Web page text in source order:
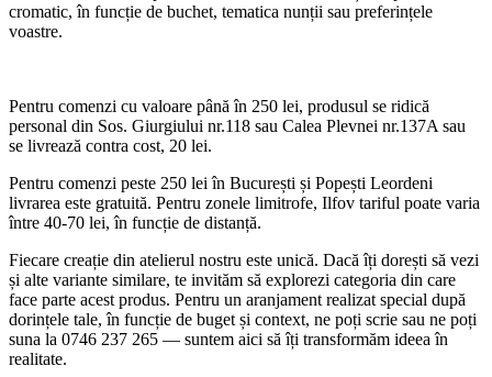
cromatic, în funcție de buchet, tematica nunții sau preferințele
voastre.
Pentru comenzi cu valoare până în 250 lei, produsul se ridică
personal din Sos. Giurgiului nr.118 sau Calea Plevnei nr.137A sau
se livrează contra cost, 20 lei.
Pentru comenzi peste 250 lei în București și Popești Leordeni
livrarea este gratuită. Pentru zonele limitrofe, Ilfov tariful poate varia
între 40-70 lei, în funcție de distanță.
Fiecare creație din atelierul nostru este unică. Dacă îți dorești să vezi
și alte variante similare, te invităm să explorezi categoria din care
face parte acest produs. Pentru un aranjament realizat special după
dorințele tale, în funcție de buget și context, ne poți scrie sau ne poți
suna la 0746 237 265 — suntem aici să îți transformăm ideea în
realitate.